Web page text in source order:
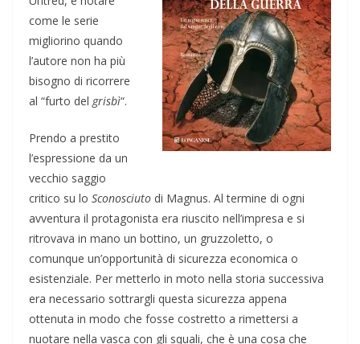
come le serie
migliorino quando
l’autore non ha più
bisogno di ricorrere
al “furto del grisbì“.
Prendo a prestito
l’espressione da un
vecchio saggio
critico su lo Sconosciuto di Magnus. Al termine di ogni
avventura il protagonista era riuscito nell’impresa e si
ritrovava in mano un bottino, un gruzzoletto, o
comunque un’opportunità di sicurezza economica o
esistenziale. Per metterlo in moto nella storia successiva
era necessario sottrargli questa sicurezza appena
ottenuta in modo che fosse costretto a rimettersi a
nuotare nella vasca con gli squali, che è una cosa che